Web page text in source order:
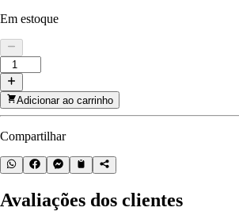
Em estoque
Adicionar ao carrinho
Compartilhar
Avaliações dos clientes